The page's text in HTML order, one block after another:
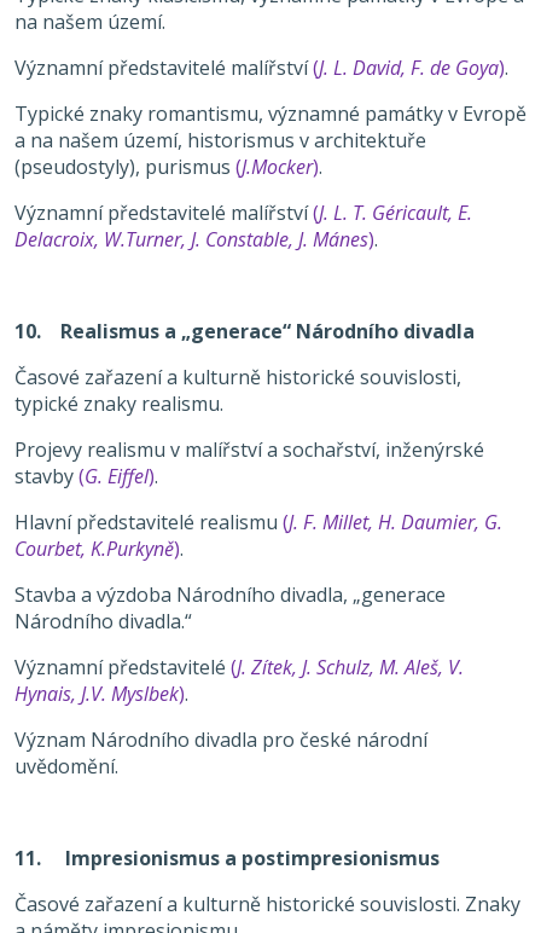
na našem území.
Významní představitelé malířství(J. L. David, F. de Goya).
Typické znaky romantismu, významné památky v Evropě
a na našem území, historismus v architektuře
(pseudostyly), purismus (J.Mocker).
Významní představitelé malířství(J. L. T. Géricault, E.
Delacroix, W.Turner, J. Constable, J. Mánes).
10. Realismus a „generace“ Národního divadla
Časové zařazení a kulturně historické souvislosti,
typické znaky realismu.
Projevy realismu v malířství a sochařství, inženýrské
stavby(G. Eiffel).
Hlavní představitelé realismu (J. F. Millet, H. Daumier, G.
Courbet, K.Purkyně).
Stavba a výzdoba Národního divadla, „generace
Národního divadla.“
Významní představitelé (J. Zítek, J. Schulz, M. Aleš, V.
Hynais, J.V. Myslbek).
Význam Národního divadla pro české národní
uvědomění.
11. Impresionismus a postimpresionismus
Časové zařazení a kulturně historické souvislosti. Znaky